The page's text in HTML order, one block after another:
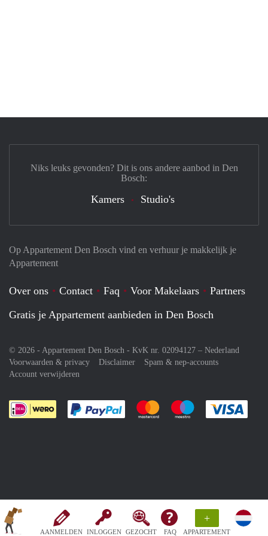
AANMELDEN INLOGGEN GEZOCHT FAQ
+
APPARTEMENT
Op Appartement Den Bosch vind en verhuur je makkelijk je
Appartement
Over ons Contact Faq Voor Makelaars
Partners
Gratis je Appartement aanbieden in Den Bosch
© 2026 - Appartement Den Bosch - KvK nr. 02094127 – Nederland
Voorwaarden & privacy
Disclaimer
Spam & nep-accounts
Account verwijderen
Je rekent gemakkelijk af met Paypal
Je rekent gemakkelijk af met
Je rekent
Niks leuks gevonden? Dit is ons andere aanbod in Den
Bosch:
Kamers Studio's